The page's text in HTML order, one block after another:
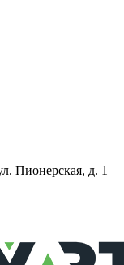
Пионерская, д. 1